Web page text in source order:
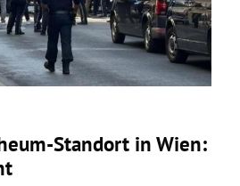
Standort in Wien: